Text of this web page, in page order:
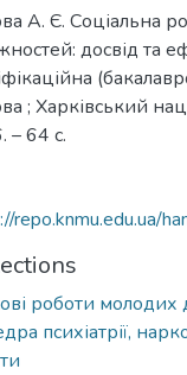
А. Є. Соціальна
досвід та
; Харківський
– 64 с.
repo.knmu.edu.ua/
роботи молодих
психіатрії,